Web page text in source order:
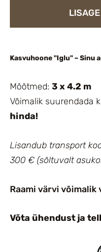
Kasvuhoone "Iglu" – Sinu
Mõõtmed: 3 x 4.2 m
Võimalik suurendada
hinda!
Lisandub transport
300 € (sõltuvalt
Raami värvi
Võta ühendust ja